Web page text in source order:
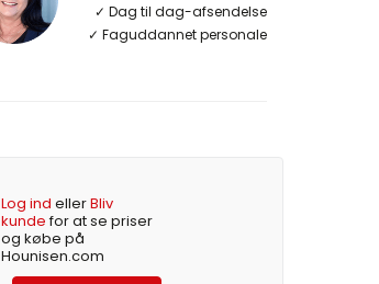
✓ Dag til dag-afsendelse
✓ Faguddannet personale
Log ind ellerBliv
kundefor at se priser
og købe på
Hounisen.com